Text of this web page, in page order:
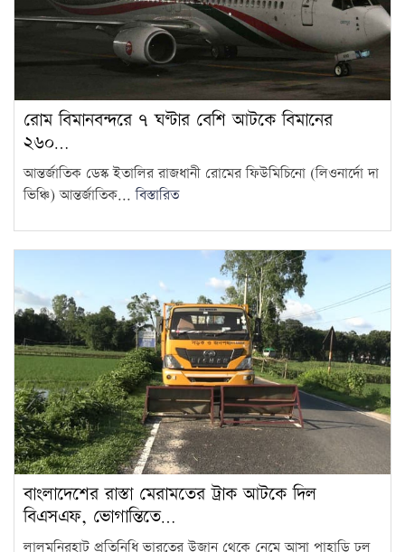
12
গেছেন চিকিৎসকরা, হাসপাতালে
ভোগান্তিতে রোগীরা
13
হামের উপসর্গে আরও ৩ শিশুর
মৃত্যু
14
না: মির্জা ফখরুল
15
কিনছে সরকার
রোম বিমানবন্দরে ৭ ঘণ্টার বেশি আটকে বিমানের
২৬০…
আন্তর্জাতিক ডেস্ক ইতালির রাজধানী রোমের ফিউমিচিনো (লিওনার্দো দা
ভিঞ্চি) আন্তর্জাতিক...বিস্তারিত
বাংলাদেশের রাস্তা মেরামতের ট্রাক আটকে দিল
বিএসএফ, ভোগান্তিতে…
লালমনিরহাট প্রতিনিধি ভারতের উজান থেকে নেমে আসা পাহাড়ি ঢল